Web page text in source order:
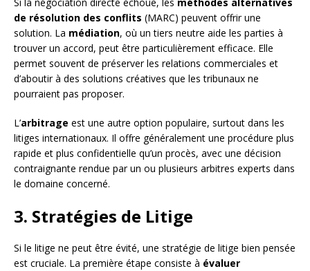
de résolution des conflits (MARC) peuvent offrir une
solution. La médiation, où un tiers neutre aide les parties à
trouver un accord, peut être particulièrement efficace. Elle
permet souvent de préserver les relations commerciales et
d’aboutir à des solutions créatives que les tribunaux ne
pourraient pas proposer.
L’arbitrage est une autre option populaire, surtout dans les
litiges internationaux. Il offre généralement une procédure plus
rapide et plus confidentielle qu’un procès, avec une décision
contraignante rendue par un ou plusieurs arbitres experts dans
le domaine concerné.
3. Stratégies de Litige
Si le litige ne peut être évité, une stratégie de litige bien pensée
est cruciale. La première étape consiste à évaluer